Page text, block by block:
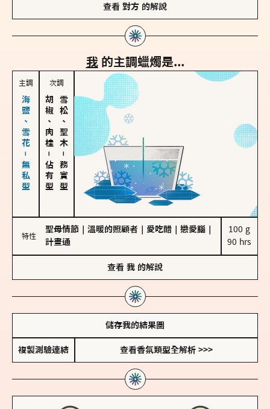
查看 對方 的解說
我 的主調蠟燭是...
主調
海鹽、雪花－無私型
次調
胡椒、肉桂
－
佔有型
雪松、聖木
－
務實型
特性
聖母情節 溫暖的照顧者 愛吃醋 戀愛腦
計畫通
100 g
90 hrs
查看 我 的解說
儲存我的結果圖
複製測驗連結 查看香氛類型全解析 >>>